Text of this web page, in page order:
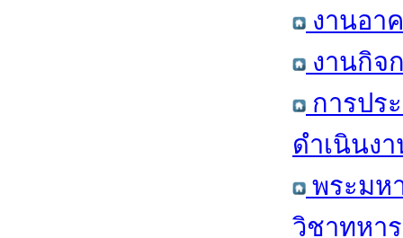
งานอา
งานกิจ
การปร
ดำเนินง
พระมห
วิชาทหา